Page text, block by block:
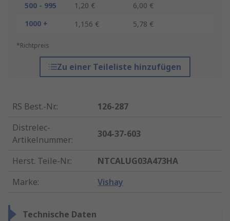
500 - 995
1,20 €
6,00 €
1000 +
1,156 € 5,78 €
*Richtpreis
Zu einer Teileliste hinzufügen
RS Best.-Nr.:
126-287
Distrelec-
Artikelnummer:
304-37-603
Herst. Teile-Nr.:
NTCALUG03A473HA
Marke: Vishay
Technische Daten